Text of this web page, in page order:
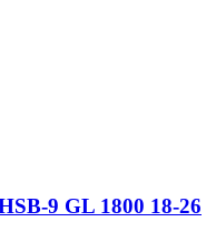
9 GL 1800 18-26